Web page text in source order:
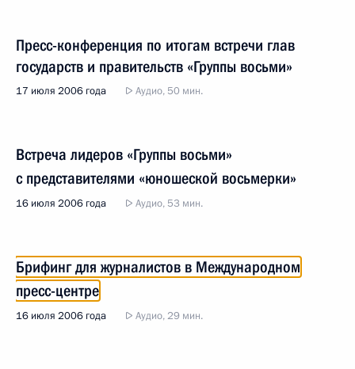
Пресс-конференция по итогам встречи глав
государств и правительств «Группы восьми»
17 июля 2006 года Аудио, 50 мин.
Встреча лидеров «Группы восьми»
с представителями «юношеской восьмерки»
16 июля 2006 года Аудио, 53 мин.
Брифинг для журналистов в Международном
пресс-центре
16 июля 2006 года Аудио, 29 мин.